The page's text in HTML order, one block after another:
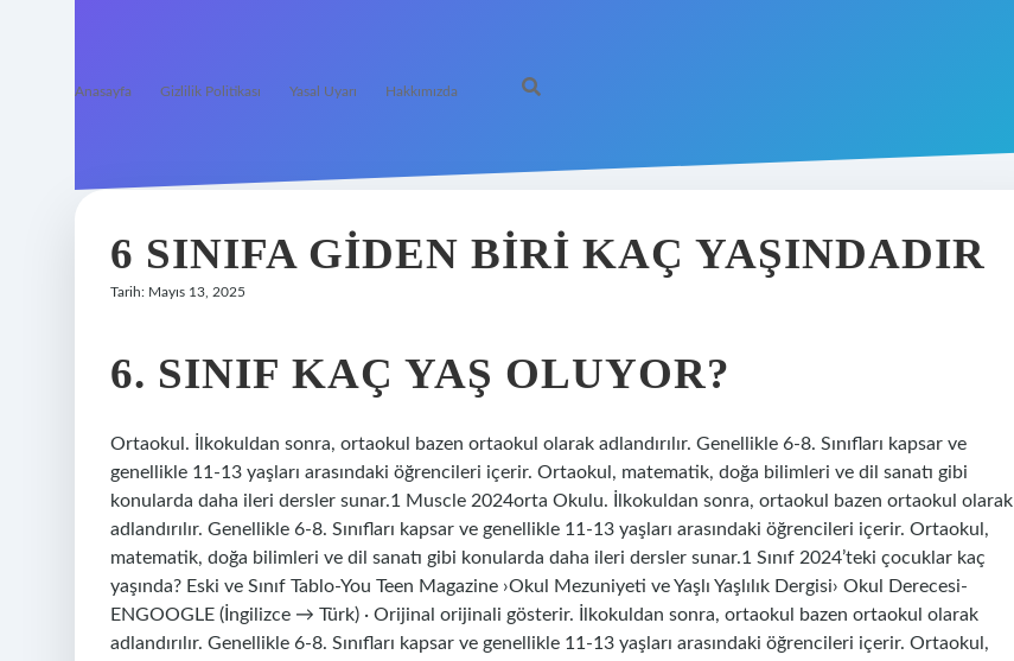
Anasayfa Gizlilik Politikası Yasal Uyarı Hakkımızda
6 SINIFA GIDEN BIRI KAÇ YAŞINDADIR
Tarih: Mayıs 13, 2025
6. SINIF KAÇ YAŞ OLUYOR?
Ortaokul. İlkokuldan sonra, ortaokul bazen ortaokul olarak adlandırılır. Genellikle 6-8. Sınıfları kapsar ve
genellikle 11-13 yaşları arasındaki öğrencileri içerir. Ortaokul, matematik, doğa bilimleri ve dil sanatı gibi
konularda daha ileri dersler sunar.1 Muscle 2024orta Okulu. İlkokuldan sonra, ortaokul bazen ortaokul olarak
adlandırılır. Genellikle 6-8. Sınıfları kapsar ve genellikle 11-13 yaşları arasındaki öğrencileri içerir. Ortaokul,
matematik, doğa bilimleri ve dil sanatı gibi konularda daha ileri dersler sunar.1 Sınıf 2024’teki çocuklar kaç
yaşında? Eski ve Sınıf Tablo-You Teen Magazine ›Okul Mezuniyeti ve Yaşlı Yaşlılık Dergisi› Okul Derecesi-
ENGOOGLE (İngilizce → Türk) · Orijinal orijinali gösterir. İlkokuldan sonra, ortaokul bazen ortaokul olarak
adlandırılır. Genellikle 6-8. Sınıfları kapsar ve genellikle 11-13 yaşları arasındaki öğrencileri içerir. Ortaokul,